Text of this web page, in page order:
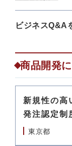
ビジネスQ&A
商品開発
新規性の高
発注認定制
東京都